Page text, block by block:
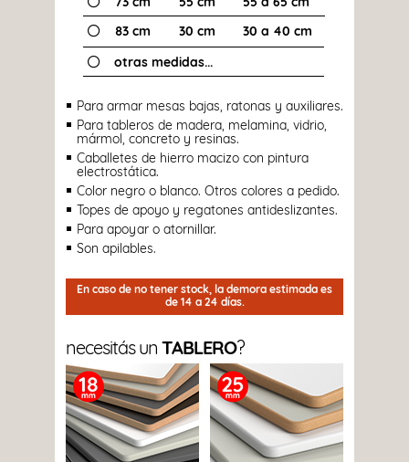
Para armar mesas bajas, ratonas y auxiliares.
Para tableros de madera, melamina, vidrio,
mármol, concreto y resinas.
Caballetes de hierro macizo con pintura
electrostática.
Color negro o blanco. Otros colores a pedido.
Topes de apoyo y regatones antideslizantes.
Para apoyar o atornillar.
Son apilables.
necesitás unTABLERO?
83 cm
30 cm
30 a 40 cm
otras medidas...


En caso de no tener stock, la demora estimada es
de 14 a 24 días.